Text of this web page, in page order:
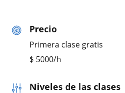
Precio
Primera clase gratis
$ 5000/h
Niveles de las clases